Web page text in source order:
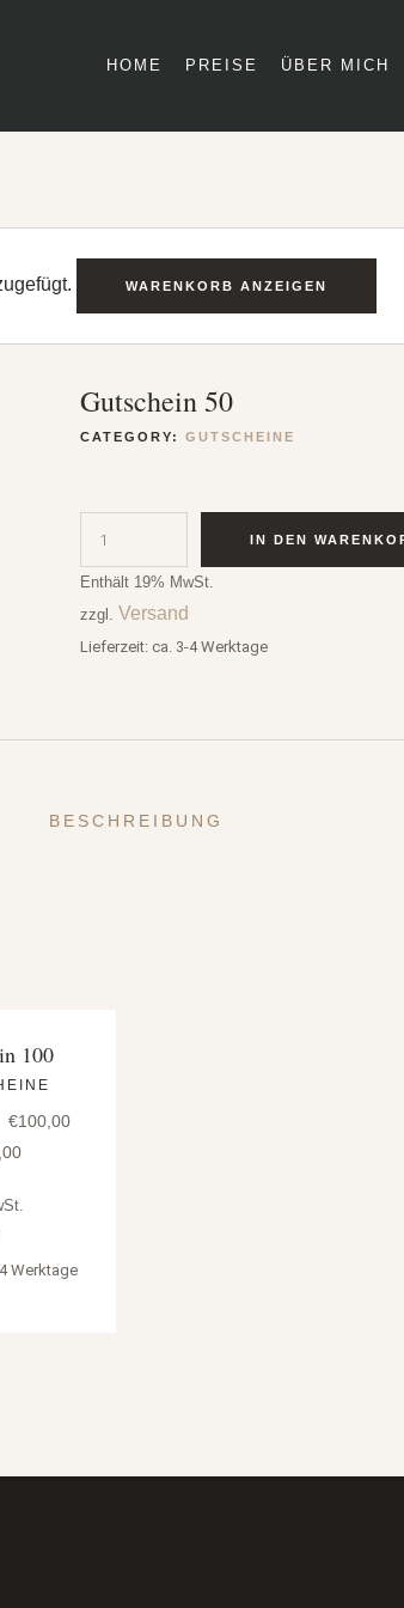
HOME PREISE ÜBER MICH
WARENKORB ANZEIGEN
Gutschein 50
CATEGORY: GUTSCHEINE
IN DEN
Enthält 19% MwSt.
zzgl. Versand
Lieferzeit: ca. 3-4 Werktage
BESCHREIBUNG
100
€100,00
Werktage